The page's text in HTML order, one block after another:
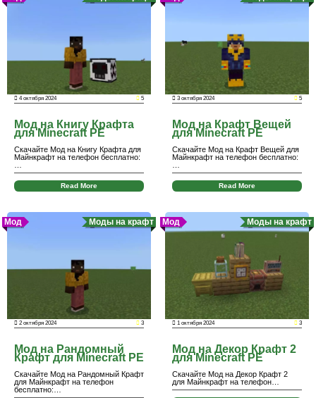
4 октября 2024 5
Мод на Книгу Крафта
для Minecraft PE
Скачайте Мод на Книгу Крафта для
Майнкрафт на телефон бесплатно:
Read More
3 октября 2024 5
Мод на Крафт Вещей
для Minecraft PE
Скачайте Мод на Крафт Вещей для
Майнкрафт на телефон бесплатно:
Read More
Мод Моды на крафт
2 октября 2024 3
Мод на Рандомный
Крафт для Minecraft PE
Скачайте Мод на Рандомный Крафт
для Майнкрафт на телефон
бесплатно:…
Мод Моды на крафт
1 октября 2024 3
Мод на Декор Крафт 2
для Minecraft PE
Скачайте Мод на Декор Крафт 2
для Майнкрафт на телефон…